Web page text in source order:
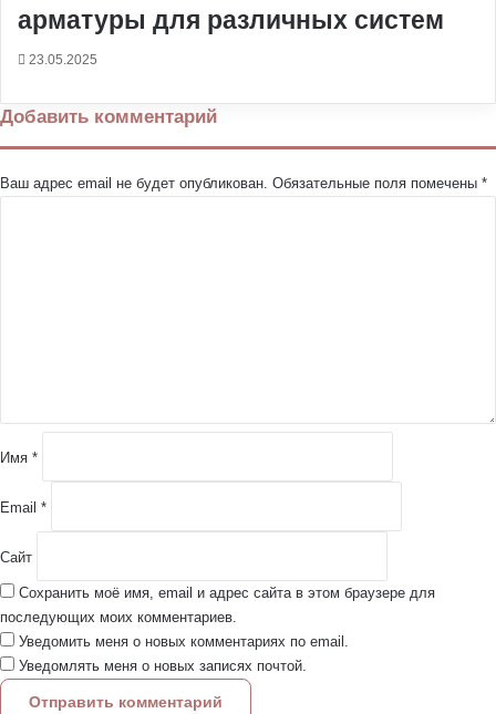
арматуры для различных систем
23.05.2025
Добавить комментарий
Ваш адрес email не будет опубликован. Обязательные поля помечены *
и
йИмя *
Email *
Сайт
Сохранить моё имя, email и адрес сайта в этом браузере для
последующих моих комментариев.
Уведомить меня о новых комментариях по email.
Уведомлять меня о новых записях почтой.